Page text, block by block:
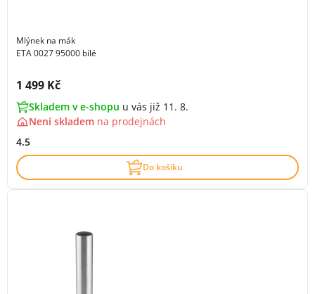
Mlýnek na mák
ETA 0027 95000 bílé
Cena s DPH:
1 499 Kč
Skladem v e-shopu u vás již 11. 8.
Není skladem na prodejnách
4.5
Do košíku